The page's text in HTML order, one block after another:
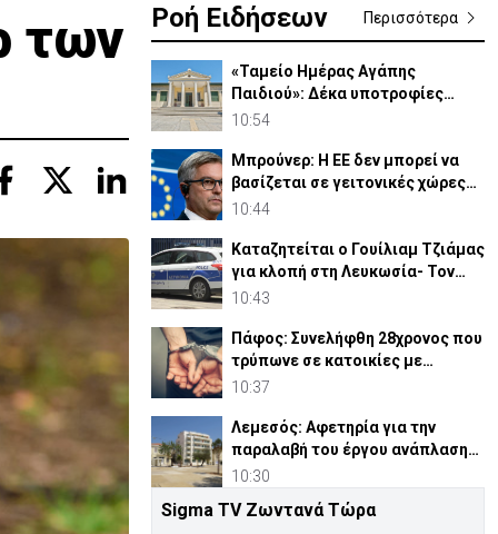
των
Ροή Ειδήσεων Περισσότερα
«Ταμείο Ημέρας Αγάπης
Παιδιού»: Δέκα υποτροφίες
€10.000 σε φοιτητές του ΤΕΠΑΚ
10:54
Μπρούνερ: Η ΕΕ δεν μπορεί να
βασίζεται σε γειτονικές χώρες
για έλεγχο συνόρων
10:44
Καταζητείται ο Γουίλιαμ Τζιάμας
για κλοπή στη Λευκωσία- Τον
έχετε δει; (pic)
10:43
Πάφος: Συνελήφθη 28χρονος που
τρύπωνε σε κατοικίες με
διαρρηκτικά εργαλεία
10:37
Λεμεσός: Αφετηρία για την
παραλαβή του έργου ανάπλασης
της πλατείας Ηρώων
10:30
Δυο καρτ ποστάλ από έναν...
Sigma TV Ζωντανά Τώρα